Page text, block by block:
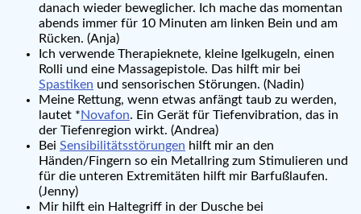
danach wieder beweglicher. Ich mache das momentan
abends immer für 10 Minuten am linken Bein und am
Rücken. (Anja)
Ich verwende Therapieknete, kleine Igelkugeln, einen
Rolli und eine Massagepistole. Das hilft mir bei
Spastiken und sensorischen Störungen. (Nadin)
Meine Rettung, wenn etwas anfängt taub zu werden,
lautet *Novafon. Ein Gerät für Tiefenvibration, das in
der Tiefenregion wirkt. (Andrea)
Bei Sensibilitätsstörungen hilft mir an den
Händen/Fingern so ein Metallring zum Stimulieren und
für die unteren Extremitäten hilft mir Barfußlaufen.
(Jenny)
Mir hilft ein Haltegriff in der Dusche bei